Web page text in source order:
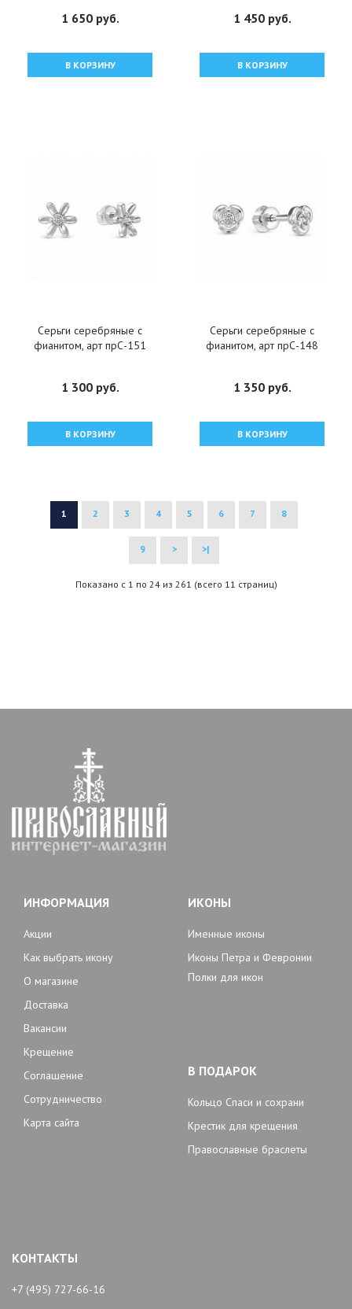
1 650 руб.
В КОРЗИНУ
1 450 руб.
В КОРЗИНУ
Серьги серебряные с
фианитом, арт прС-151
1 300 руб.
В КОРЗИНУ
Серьги серебряные с
фианитом, арт прС-148
1 350 руб.
В КОРЗИНУ
1 2 3 4 5 6 7 8
9 > >|
Показано с 1 по 24 из 261 (всего 11 страниц)
ИНФОРМАЦИЯ
Акции
Как выбрать икону
О магазине
Доставка
Вакансии
Крещение
Соглашение
Сотрудничество
Карта сайта
ИКОНЫ
Именные иконы
Иконы Петра и Февронии
Полки для икон
В ПОДАРОК
Кольцо Спаси и сохрани
Крестик для крещения
Православные браслеты
КОНТАКТЫ
+7 (495) 727-66-16